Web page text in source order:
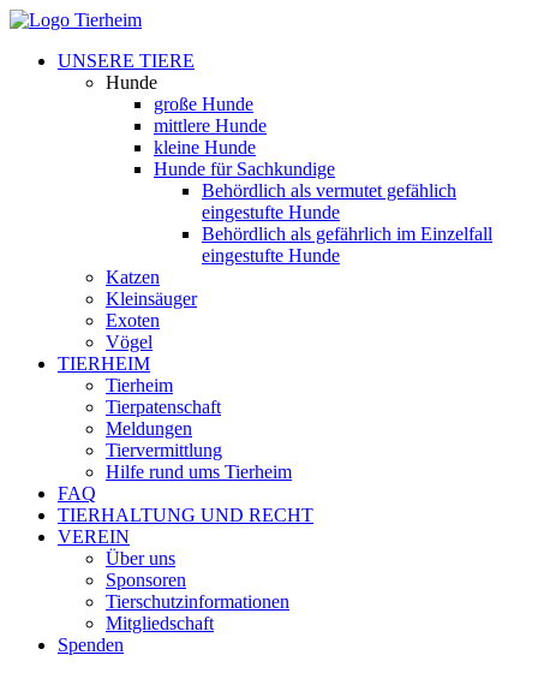
UNSERE TIERE
Hunde
große Hunde
mittlere Hunde
kleine Hunde
Hunde für Sachkundige
Behördlich als vermutet gefählich
eingestufte Hunde
Behördlich als gefährlich im Einzelfall
eingestufte Hunde
Katzen
Kleinsäuger
Exoten
Vögel
TIERHEIM
Tierheim
Tierpatenschaft
Meldungen
Tiervermittlung
Hilfe rund ums Tierheim
FAQ
TIERHALTUNG UND RECHT
VEREIN
Über uns
Sponsoren
Tierschutzinformationen
Mitgliedschaft
Spenden